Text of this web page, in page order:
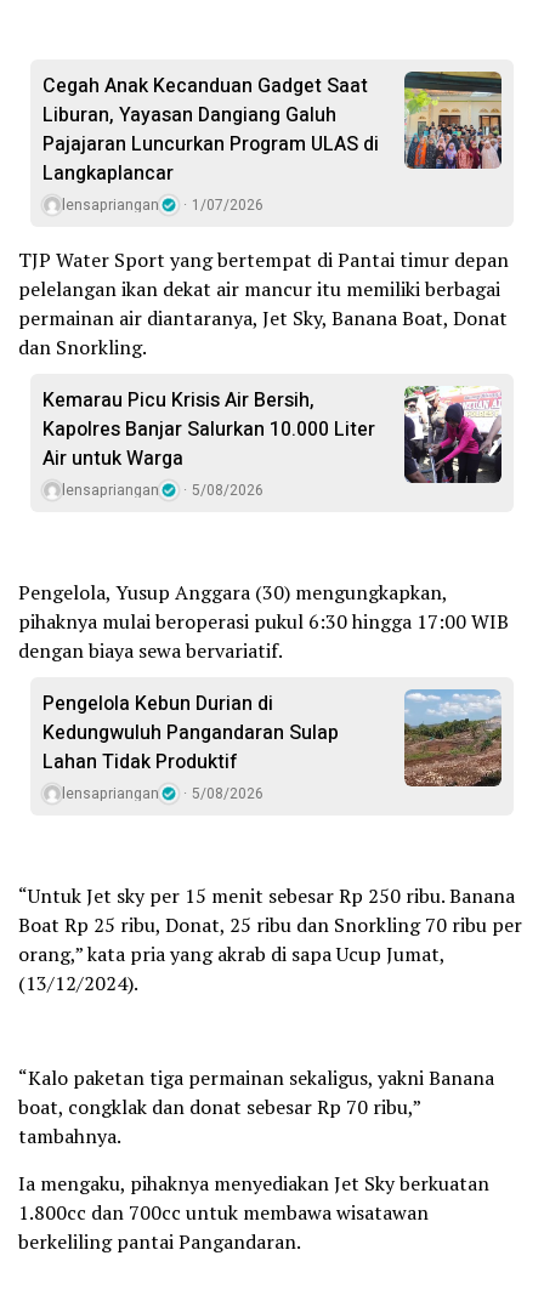
Cegah Anak Kecanduan Gadget Saat
Liburan, Yayasan Dangiang Galuh
Pajajaran Luncurkan Program ULAS di
Langkaplancar
lensapriangan 1/07/2026
TJP Water Sport yang bertempat di Pantai timur depan
pelelangan ikan dekat air mancur itu memiliki berbagai
permainan air diantaranya, Jet Sky, Banana Boat, Donat
dan Snorkling.
Kemarau Picu Krisis Air Bersih,
Kapolres Banjar Salurkan 10.000 Liter
Air untuk Warga
lensapriangan 5/08/2026
Pengelola, Yusup Anggara (30) mengungkapkan,
pihaknya mulai beroperasi pukul 6:30 hingga 17:00 WIB
dengan biaya sewa bervariatif.
Pengelola Kebun Durian di
Kedungwuluh Pangandaran Sulap
Lahan Tidak Produktif ‎
lensapriangan 5/08/2026
“Untuk Jet sky per 15 menit sebesar Rp 250 ribu. Banana
Boat Rp 25 ribu, Donat, 25 ribu dan Snorkling 70 ribu per
orang,” kata pria yang akrab di sapa Ucup Jumat,
(13/12/2024).
“Kalo paketan tiga permainan sekaligus, yakni Banana
boat, congklak dan donat sebesar Rp 70 ribu,”
tambahnya.
Ia mengaku, pihaknya menyediakan Jet Sky berkuatan
1.800cc dan 700cc untuk membawa wisatawan
berkeliling pantai Pangandaran.